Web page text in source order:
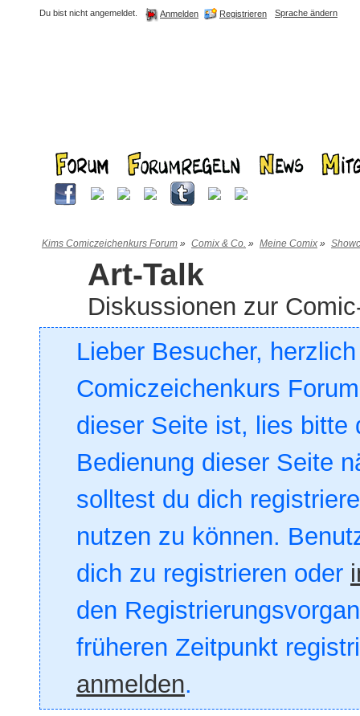
Du bist nicht angemeldet. Anmelden Registrieren Sprache ändern
Kims Comiczeichenkurs Forum » Comix & Co. » Meine Comix »
Art-Talk
Diskussionen zur
Lieber Besucher,
Comiczeichenkurs
dieser Seite ist, lies bitte
Bedienung dieser Seite
solltest du dich
nutzen zu können.
dich zu registrieren oder
den
früheren Zeitpunkt
anmelden.